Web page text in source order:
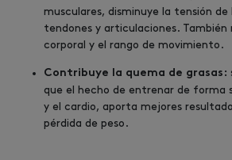
musculares, disminuye la tensión de
tendones y articulaciones. También
corporal y el rango de movimiento.
Contribuye la quema de grasas:
que el hecho de entrenar de forma
y el cardio, aporta mejores
pérdida de peso.